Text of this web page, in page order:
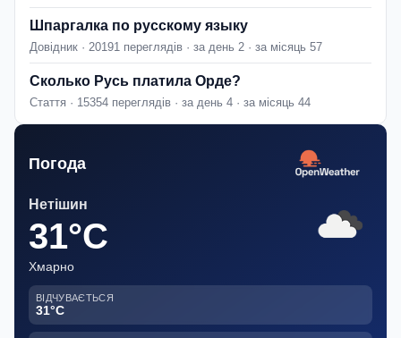
Шпаргалка по русскому языку
Довідник · 20191 переглядів · за день 2 · за місяць 57
Сколько Русь платила Орде?
Стаття · 15354 переглядів · за день 4 · за місяць 44
Погода
Нетішин
31°C
Хмарно
ВІДЧУВАЄТЬСЯ
31°C